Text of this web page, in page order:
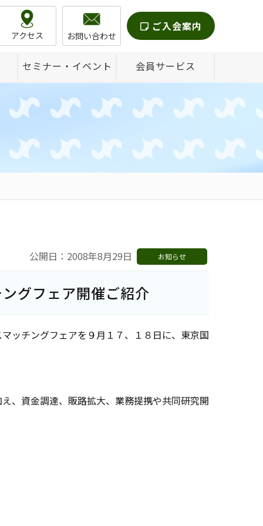
アクセス お問い合わせ
ご入会案内
セミナー・イベント 会員サービス
公開日：2008年8月29日 お知らせ
グフェア開催ご紹介
ッチングフェアを９月１７、１８日に、東京国
、資金調達、販路拡大、業務提携や共同研究開